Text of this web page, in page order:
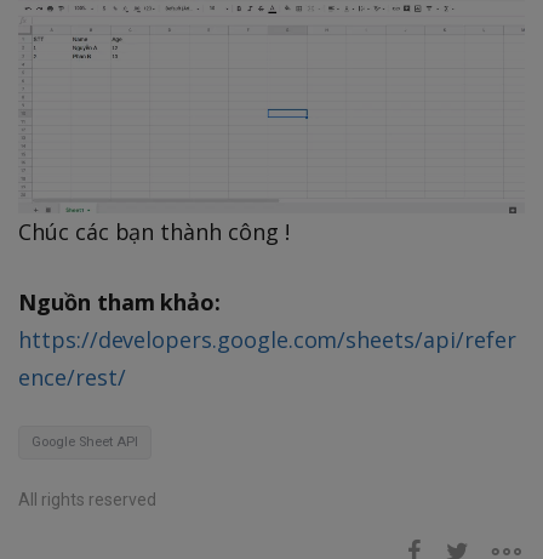
Chúc các bạn thành công !
Nguồn tham khảo:
https://developers.google.com/sheets/api/refer
ence/rest/
Google Sheet API
All rights reserved